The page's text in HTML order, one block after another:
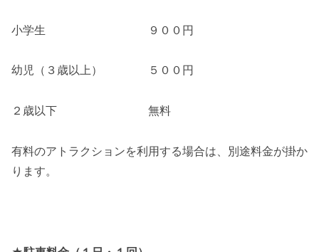
小学生 ９００円
幼児（３歳以上） ５００円
２歳以下 無料
有料のアトラクションを利用する場合は、別途料金が掛か
ります。